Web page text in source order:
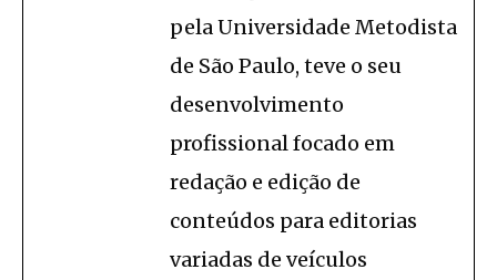
pela Universidade Metodista
de São Paulo, teve o seu
desenvolvimento
profissional focado em
redação e edição de
conteúdos para editorias
variadas de veículos